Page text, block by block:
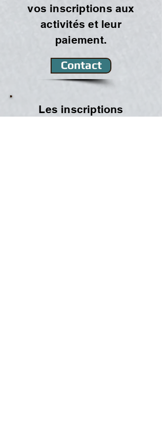
vos inscriptions aux
activités et leur
paiement.
Contact
Les inscriptions